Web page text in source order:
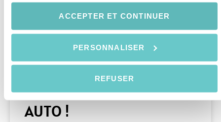
ACCEPTER ET CONTINUER
PERSONNALISER
REFUSER
DÉBOULONNONS
CERTAINES FAUSSES IDÉES
SUR LE FINANCEMENT
AUTO !